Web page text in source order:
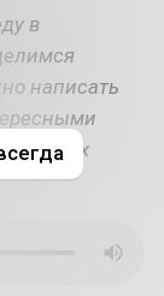
в
написать
у всех